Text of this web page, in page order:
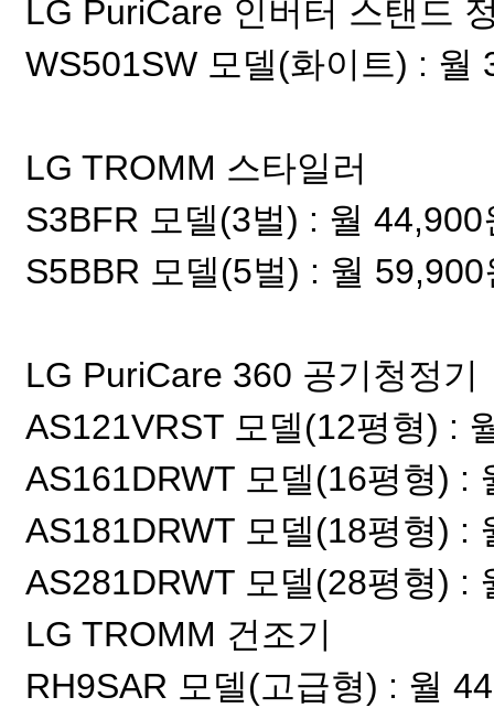
LG PuriCare 인버터 스탠드
WS501SW 모델(화이트) : 월
LG TROMM 스타일러
S3BFR 모델(3벌) : 월 44,900
S5BBR 모델(5벌) : 월
LG PuriCare 360 공기청정기
AS121VRST 모델(12평형) :
AS161DRWT 모델(16평형) :
AS181DRWT 모델(18평형) :
AS281DRWT 모델(28평형) :
LG TROMM 건조기
RH9SAR 모델(고급형) : 월